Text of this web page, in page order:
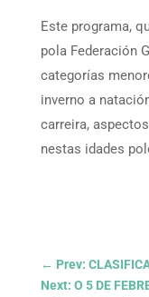
Este programa,
pola Federación
categorías
inverno a
carreira,
nestas idades
← Prev:
Next: O 5 DE